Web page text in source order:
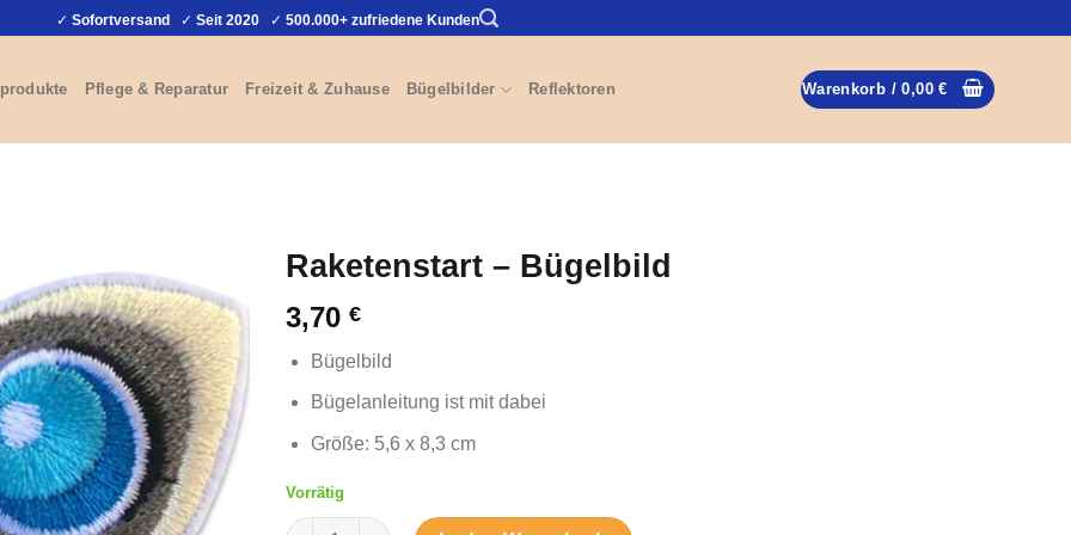
✓ Sofortversand ✓ Seit 2020 ✓ 500.000+ zufriedene Kunden
Pflege & Reparatur Freizeit & Zuhause Bügelbilder Reflektoren Warenkorb /0,00€
Raketenstart – Bügelbild
3,70 €
Bügelbild
Bügelanleitung ist mit dabei
Größe: 5,6 x 8,3 cm
Vorrätig
Raketenstart - Bügelbild Menge